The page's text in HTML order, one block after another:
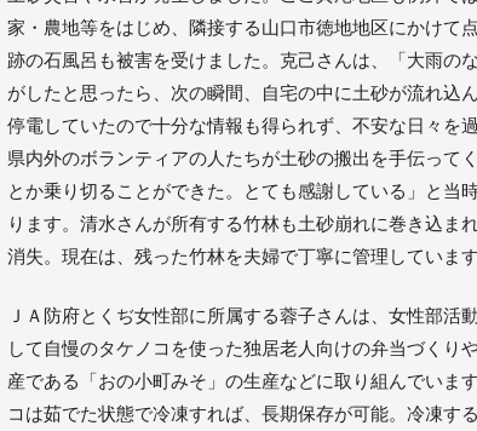
家・農地等をはじめ、隣接する山口市徳地地区にかけて
跡の石風呂も被害を受けました。克己さんは、「大雨の
がしたと思ったら、次の瞬間、自宅の中に土砂が流れ込ん
停電していたので十分な情報も得られず、不安な日々を過
県内外のボランティアの人たちが土砂の搬出を手伝って
とか乗り切ることができた。とても感謝している」と当
ります。清水さんが所有する竹林も土砂崩れに巻き込ま
消失。現在は、残った竹林を夫婦で丁寧に管理しています
ＪＡ防府とくぢ女性部に所属する蓉子さんは、女性部活
して自慢のタケノコを使った独居老人向けの弁当づくり
産である「おの小町みそ」の生産などに取り組んでいま
コは茹でた状態で冷凍すれば、長期保存が可能。冷凍す